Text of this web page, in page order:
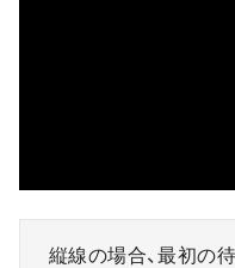
縦線の場合、最初の